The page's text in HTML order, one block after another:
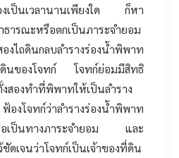
งเป็นเวลานานเพียงใด ก็หา
ธารณะหรือตกเป็นภาระจำยอม
งไถดินกลบลำรางร่องน้ำพิพาท
ดินของโจทก์ โจทก์ย่อมมีสิทธิ
สองทำที่พิพาทให้เป็นลำราง
งโจทก์ว่าลำรางร่องน้ำพิพาท
รือเป็นทางภาระจำยอม และ
ชัดเจนว่าโจทก์เป็นเจ้าของที่ดิน